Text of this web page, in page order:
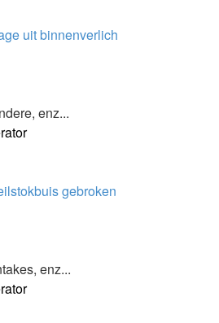
uit binnenverlich
enz...
gebroken
enz...